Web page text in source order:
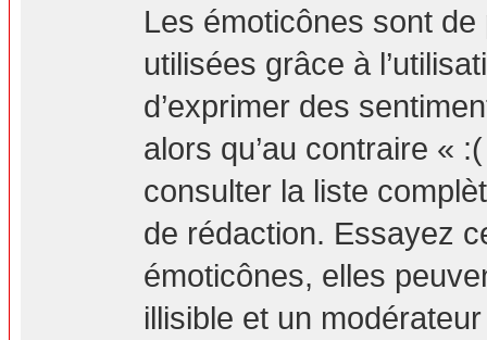
Les émoticônes sont
utilisées grâce à
d’exprimer des
alors qu’au contraire «
consulter la liste
de rédaction. Essayez
émoticônes, elles
illisible et un